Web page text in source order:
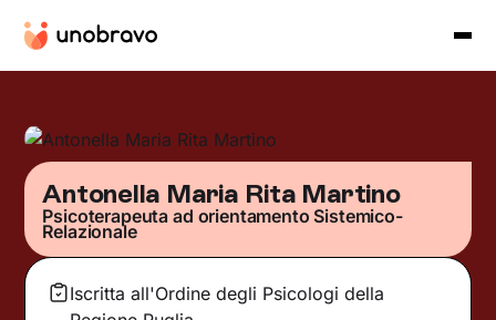
Antonella Maria Rita Martino
Psicoterapeuta ad orientamento Sistemico-
Relazionale
Iscritta all'Ordine degli Psicologi della